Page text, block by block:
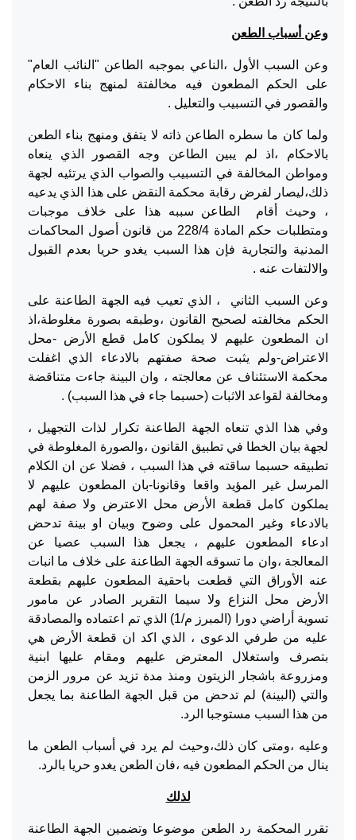
وعن أسباب الطعن
وعن السبب الأول ،الناعي بموجبه الطاعن "النائب العام"
على الحكم المطعون فيه مخالفتة لمنهج بناء الاحكام
والقصور في التسبيب والتعليل .
ولما كان ما سطره الطاعن ذاته لا يتفق ومنهج بناء الطعن
بالاحكام ،اذ لم يبين الطاعن وجه القصور الذي ينعاه
ومواطن المخالفة في التسبيب والصواب الذي يرتئيه لجهة
ذلك،ليصار لفرض رقابة محكمة النقض على هذا الذي يدعيه
، وحيث أقام الطاعن سببه هذا على خلاف موجبات
ومتطلبات حكم المادة 228/4 من قانون أصول المحاكمات
المدنية والتجارية فإن هذا السبب يغدو حريا بعدم القبول
والالتفات عنه .
وعن السبب الثاني ، الذي تعيب فيه الجهة الطاعنة على
الحكم مخالفته لصحيح القانون ،وطبقه بصورة مغلوطة،اذ
ان المطعون عليهم لا يملكون كامل قطع الأرض -محل
الاعتراض-ولم يثبت صحة صفتهم بالادعاء الذي اغفلت
محكمة الاستئناف عن معالجته ، وان البينة جاءت متناقضة
ومخالفة لقواعد الاثبات (حسبما جاء في هذا السبب) .
وفي هذا الذي تنعاه الجهة الطاعنة تكرار لذات التجهيل ،
لجهة بيان الخطا في تطبيق القانون ،والصورة المغلوطة في
تطبيقه حسبما ساقته في هذا السبب ، فضلا عن ان الكلام
المرسل غير المؤيد واقعا وقانونا-بان المطعون عليهم لا
يملكون كامل قطعة الأرض محل الاعترض ولا صفة لهم
بالادعاء وغير المحمول على وضوح وبيان او بينة تدحض
ادعاء المطعون عليهم ، يجعل هذا السبب عصيا عن
المعالجة ،وان ما تسوقه الجهة الطاعنة على خلاف ما انبات
عنه الأوراق التي قطعت باحقية المطعون عليهم بقطعة
الأرض محل النزاع ولا سيما التقرير الصادر عن مامور
تسوية أراضي دورا (المبرز م/1) الذي تم اعتماده والمصادقة
عليه من طرفي الدعوى ، الذي اكد ان قطعة الأرض هي
بتصرف واستغلال المعترض عليهم ومقام عليها ابنية
ومزروعة باشجار الزيتون ومنذ مدة تزيد عن مرور الزمن
والتي (البينة) لم تدحض من قبل الجهة الطاعنة بما يجعل
من هذا السبب مستوجبا الرد.
وعليه ،ومتى كان ذلك،وحيث لم يرد في أسباب الطعن ما
ينال من الحكم المطعون فيه ،فان الطعن يغدو حريا بالرد.
لذلك
تقرر المحكمة رد الطعن موضوعا وتضمين الجهة الطاعنة